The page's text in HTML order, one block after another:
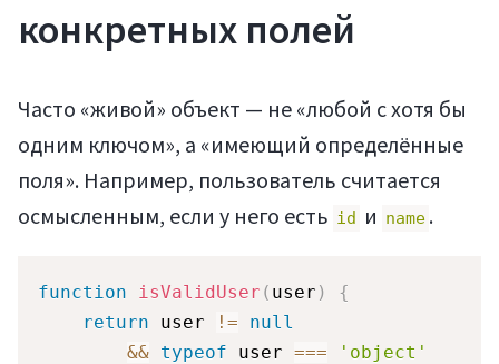
конкретных полей
Часто «живой» объект — не «любой с хотя бы
одним ключом», а «имеющий определённые
поля». Например, пользователь считается
осмысленным, если у него есть id и name .
function isValidUser ( user )
{
return user !=
null
&& typeof user ===
'object'